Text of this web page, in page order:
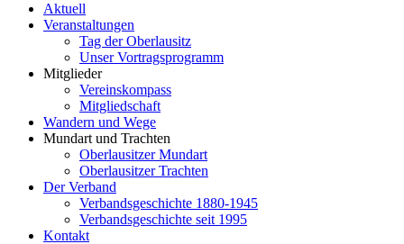
Aktuell
Veranstaltungen
Tag der Oberlausitz
Unser Vortragsprogramm
Mitglieder
Vereinskompass
Mitgliedschaft
Wandern und Wege
Mundart und Trachten
Oberlausitzer Mundart
Oberlausitzer Trachten
Der Verband
Verbandsgeschichte 1880-1945
Verbandsgeschichte seit 1995
Kontakt